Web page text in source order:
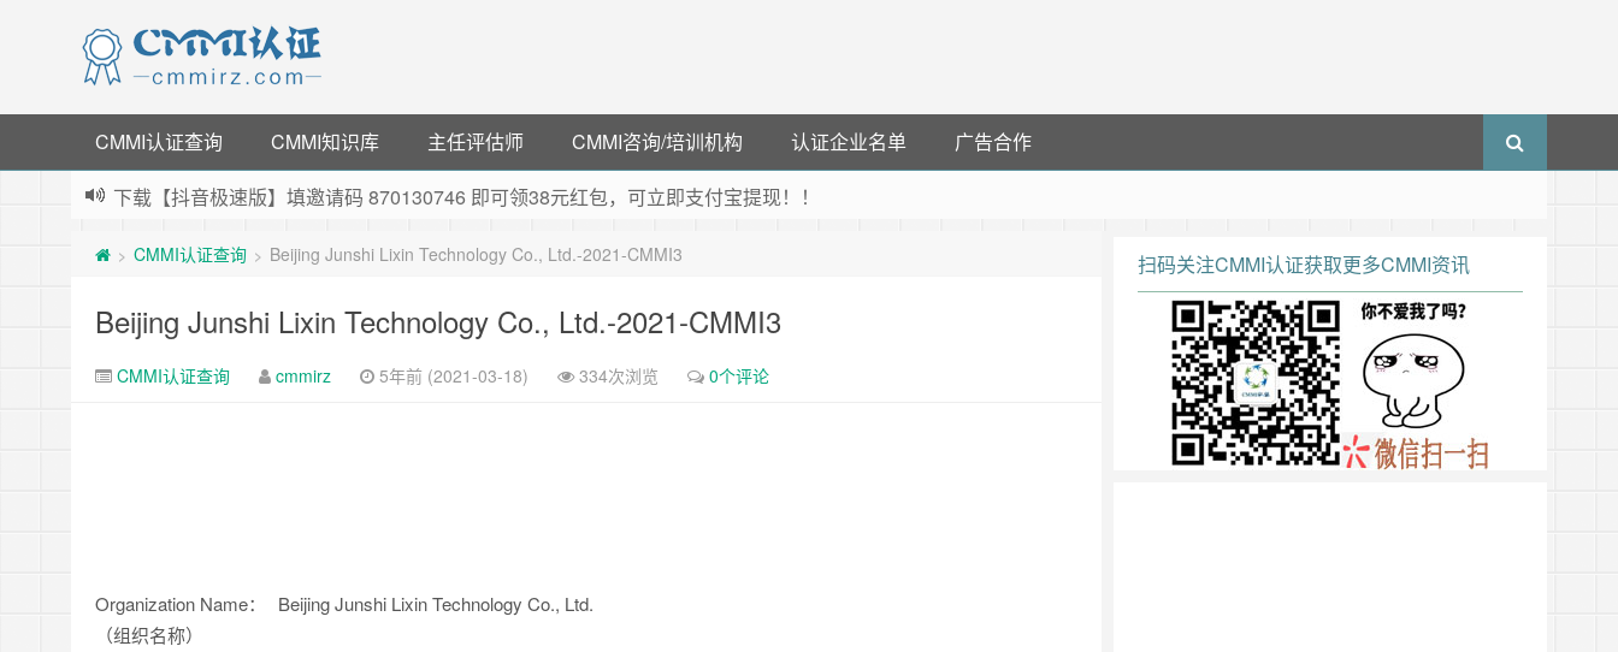
CMMI认证查询 CMMI知识库 主任评估师 CMMI咨询/培训机构 认证企业名单
广告合作
下载【抖音极速版】填邀请码 870130746 即可领38元红包，可立即支付宝提现！！
指定云产品最高¥2000元代金券（限新用户） ， 猛戳抢购阿里云主机
老薛主机-优质海外主机服务商，猛戳抢购，推荐码codebye 可享25%折扣
> CMMI认证查询 > Beijing Junshi Lixin Technology Co., Ltd.-2021-CMMI3
Beijing Junshi Lixin Technology Co., Ltd.-2021-CMMI3
CMMI认证查询 cmmirz 5年前 (2021-03-18) 334次浏览 0个评论
Organization Name：
（组织名称）
Beijing Junshi Lixin Technology Co., Ltd.
扫码关注CMMI认证获取更多CMMI资讯